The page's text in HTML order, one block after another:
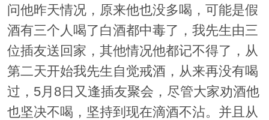
问他昨天情况，原来他也没多喝，可能是假
酒有三个人喝了白酒都中毒了，我先生由三
位插友送回家，其他情况他都记不得了，从
第二天开始我先生自觉戒酒，从来再没有喝
过，5月8日又逢插友聚会，尽管大家劝酒他
也坚决不喝，坚持到现在滴酒不沾。并且从